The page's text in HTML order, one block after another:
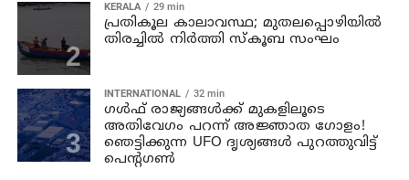
KERALA 29 min
പ്രതികൂല കാലാവസ്ഥ; മുതലപ്പൊഴിയില്‍
തിരച്ചില്‍ നിര്‍ത്തി സ്കൂബ സംഘം
INTERNATIONAL 32 min
ഗൾഫ് രാജ്യങ്ങൾക്ക് മുകളിലൂടെ
അതിവേഗം പറന്ന് അജ്ഞാത ഗോളം!
ഞെട്ടിക്കുന്ന UFO ദൃശ്യങ്ങൾ പുറത്തുവിട്ട്
പെന്റഗൺ